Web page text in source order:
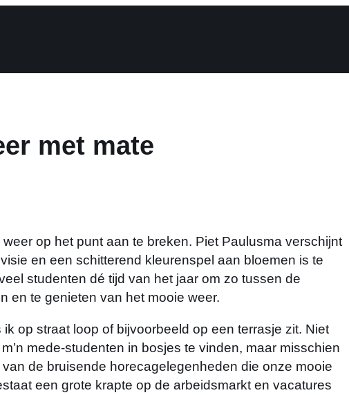
met mate
op het punt aan te breken. Piet Paulusma verschijnt
en een schitterend kleurenspel aan bloemen is te
studenten dé tijd van het jaar om zo tussen de
en te genieten van het mooie weer.
op straat loop of bijvoorbeeld op een terrasje zit. Niet
mede-studenten in bosjes te vinden, maar misschien
de bruisende horecagelegenheden die onze mooie
een grote krapte op de arbeidsmarkt en vacatures